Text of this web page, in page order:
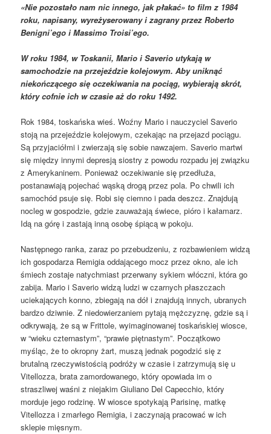
«Nie pozostało nam nic innego, jak płakać» to film z 1984
roku, napisany, wyreżyserowany i zagrany przez Roberto
Benigni’ego i Massimo Troisi’ego.
W roku 1984, w Toskanii, Mario i Saverio utykają w
samochodzie na przejeździe kolejowym. Aby uniknąć
niekończącego się oczekiwania na pociąg, wybierają skrót,
który cofnie ich w czasie aż do roku 1492.
Rok 1984, toskańska wieś. Woźny Mario i nauczyciel Saverio
stoją na przejeździe kolejowym, czekając na przejazd pociągu.
Są przyjaciółmi i zwierzają się sobie nawzajem. Saverio martwi
się między innymi depresją siostry z powodu rozpadu jej związku
z Amerykaninem. Ponieważ oczekiwanie się przedłuża,
postanawiają pojechać wąską drogą przez pola. Po chwili ich
samochód psuje się. Robi się ciemno i pada deszcz. Znajdują
nocleg w gospodzie, gdzie zauważają świece, pióro i kałamarz.
Idą na górę i zastają inną osobę śpiącą w pokoju.
Następnego ranka, zaraz po przebudzeniu, z rozbawieniem widzą
ich gospodarza Remigia oddającego mocz przez okno, ale ich
śmiech zostaje natychmiast przerwany sykiem włóczni, która go
zabija. Mario i Saverio widzą ludzi w czarnych płaszczach
uciekających konno, zbiegają na dół i znajdują innych, ubranych
bardzo dziwnie. Z niedowierzaniem pytają mężczyznę, gdzie są i
odkrywają, że są w Frittole, wyimaginowanej toskańskiej wiosce,
w “wieku czternastym”, “prawie piętnastym”. Początkowo
myśląc, że to okropny żart, muszą jednak pogodzić się z
brutalną rzeczywistością podróży w czasie i zatrzymują się u
Vitellozza, brata zamordowanego, który opowiada im o
straszliwej waśni z niejakim Giuliano Del Capecchio, który
morduje jego rodzinę. W wiosce spotykają Parisinę, matkę
Vitellozza i zmarłego Remigia, i zaczynają pracować w ich
sklepie mięsnym.